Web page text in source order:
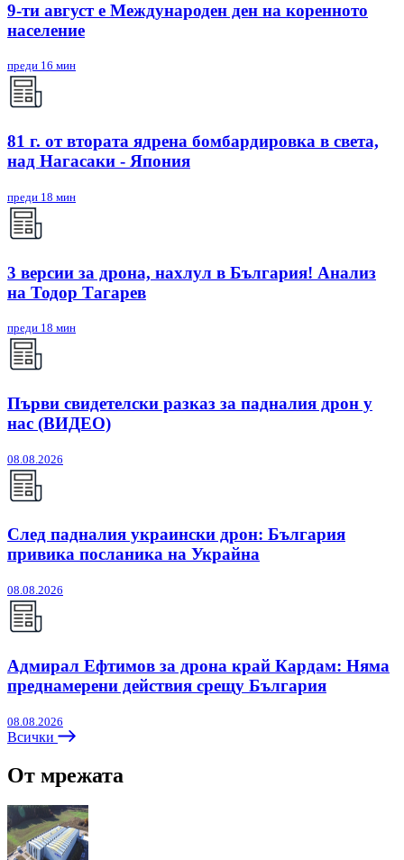
9-ти август е Международен ден на коренното
население
преди 16 мин
81 г. от втората ядрена бомбардировка в света,
над Нагасаки - Япония
преди 18 мин
3 версии за дрона, нахлул в България! Анализ
на Тодор Тагарев
преди 18 мин
Първи свидетелски разказ за падналия дрон у
нас (ВИДЕО)
08.08.2026
След падналия украински дрон: България
привика посланика на Украйна
08.08.2026
Адмирал Ефтимов за дрона край Кардам: Няма
преднамерени действия срещу България
08.08.2026
Всички
От мрежата